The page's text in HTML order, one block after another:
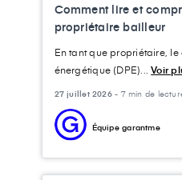
Comment lire et
propriétaire bailleur
En tant que propriétaire,
énergétique (DPE)...Voir
27 juillet 2026 - 7 min de
Équipe garantme